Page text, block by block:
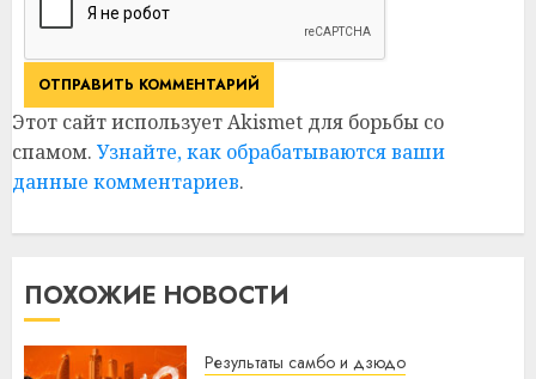
Этот сайт использует Akismet для борьбы со
спамом. Узнайте, как обрабатываются ваши
данные комментариев.
ПОХОЖИЕ НОВОСТИ
Результаты самбо и дзюдо